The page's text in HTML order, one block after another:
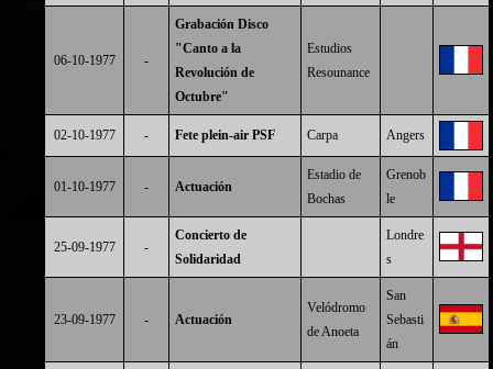
06-10-1977 -
Grabación Disco
"Canto a la
Revolución de
Octubre"
Estudios
Resounance
02-10-1977 - Fete plein-air PSF Carpa Angers
01-10-1977 - Actuación
Estadio de
Bochas
Grenob
le
25-09-1977 -
Concierto de
Solidaridad
Londre
s
23-09-1977 - Actuación
Velódromo
de Anoeta
San
Sebasti
án